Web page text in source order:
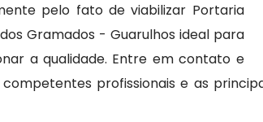
pelo fato de viabilizar Portaria
Gramados - Guarulhos ideal para
a qualidade. Entre em contato e
profissionais e as